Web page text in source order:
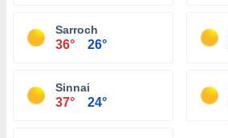
Sarroch
36° 26°
Sinnai
37° 24°